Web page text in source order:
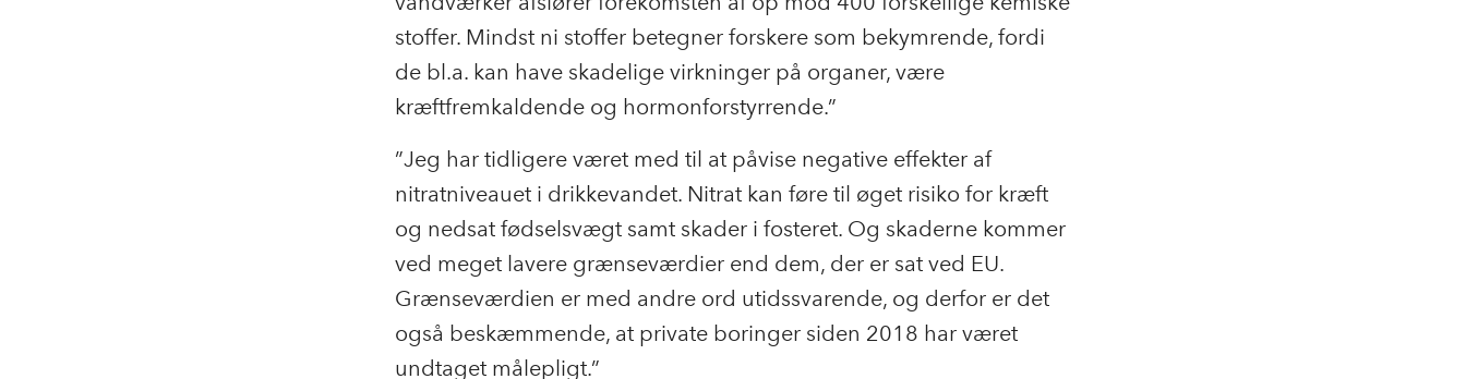
stoffer. Mindst ni stoffer betegner forskere som bekymrende, fordi
de bl.a. kan have skadelige virkninger på organer, være
kræftfremkaldende og hormonforstyrrende.”
”Jeg har tidligere været med til at påvise negative effekter af
nitratniveauet i drikkevandet. Nitrat kan føre til øget risiko for kræft
og nedsat fødselsvægt samt skader i fosteret. Og skaderne kommer
ved meget lavere grænseværdier end dem, der er sat ved EU.
Grænseværdien er med andre ord utidssvarende, og derfor er det
også beskæmmende, at private boringer siden 2018 har været
undtaget målepligt.”